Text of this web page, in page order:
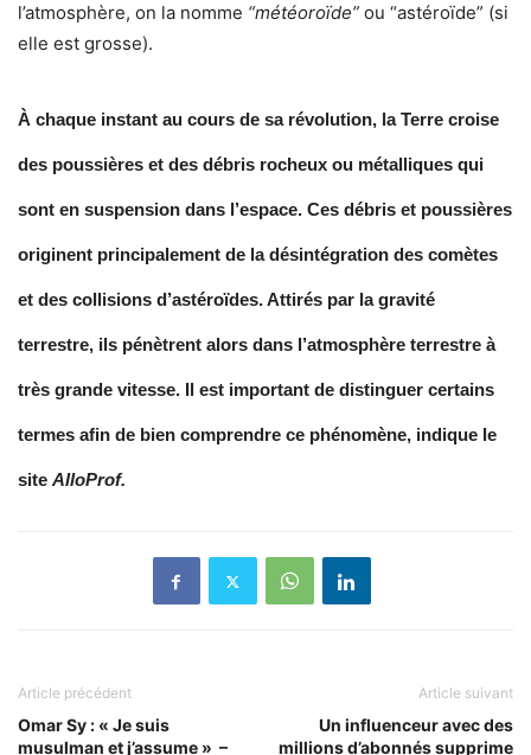
l’atmosphère, on la nomme “météoroïde” ou “astéroïde” (si
elle est grosse).
À chaque instant au cours de sa révolution, la Terre croise
des poussières et des débris rocheux ou métalliques qui
sont en suspension dans l’espace. Ces débris et poussières
originent principalement de la désintégration des comètes
et des collisions d’astéroïdes. Attirés par la gravité
terrestre, ils pénètrent alors dans l’atmosphère terrestre à
très grande vitesse. Il est important de distinguer certains
termes afin de bien comprendre ce phénomène, indique le
site AlloProf.
Article précédent
Omar Sy : « Je suis
musulman et j’assume » –
Article suivant
Un influenceur avec des
millions d’abonnés supprime